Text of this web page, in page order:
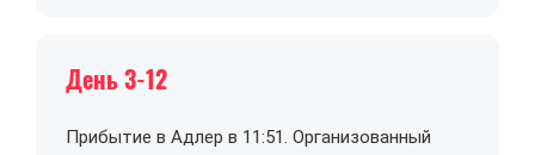
День 3-12
Прибытие в Адлер в 11:51. Организованный